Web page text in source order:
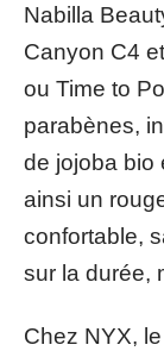
Nabilla
Canyon C4
ou Time to
parabènes,
de jojoba bio
ainsi un
confortable,
sur la durée,
Chez NYX,